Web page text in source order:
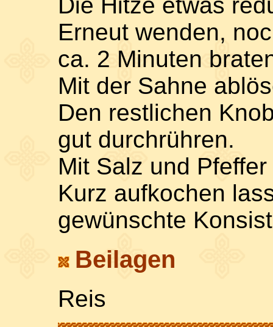
Die Hitze etwas
Erneut wenden,
ca. 2 Minuten
Mit der Sahne
Den restlichen
gut durchrühren.
Mit Salz und
Kurz aufkochen
gewünschte
Beilagen
Reis